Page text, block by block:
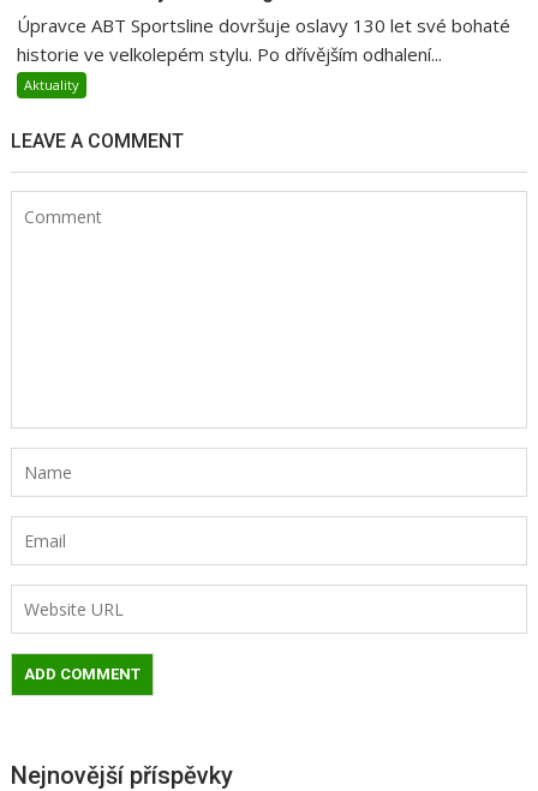
Úpravce ABT Sportsline dovršuje oslavy 130 let své bohaté
historie ve velkolepém stylu. Po dřívějším odhalení...
Aktuality
LEAVE A COMMENT
Nejnovější příspěvky